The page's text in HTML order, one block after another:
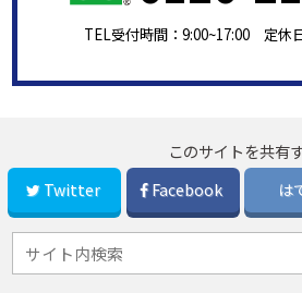
TEL受付時間：9:00~17:00 定休
このサイトを共有
Twitter Facebook は